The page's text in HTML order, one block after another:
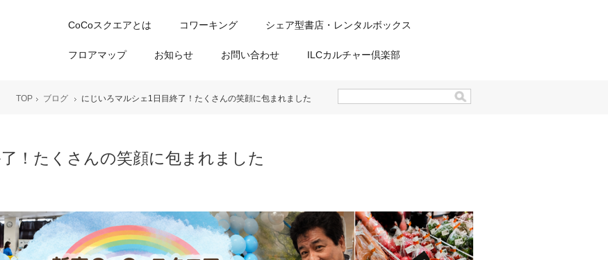
CoCoスクエアとは コワーキング シェア型書店・レンタルボックス
フロアマップ お知らせ お問い合わせ ILCカルチャー倶楽部
TOP ブログ にじいろマルシェ1日目終了！たくさんの笑顔に包まれました
！たくさんの笑顔に包まれました